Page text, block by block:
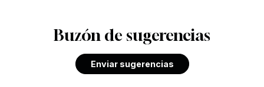
Buzón de sugerencias
Enviar sugerencias